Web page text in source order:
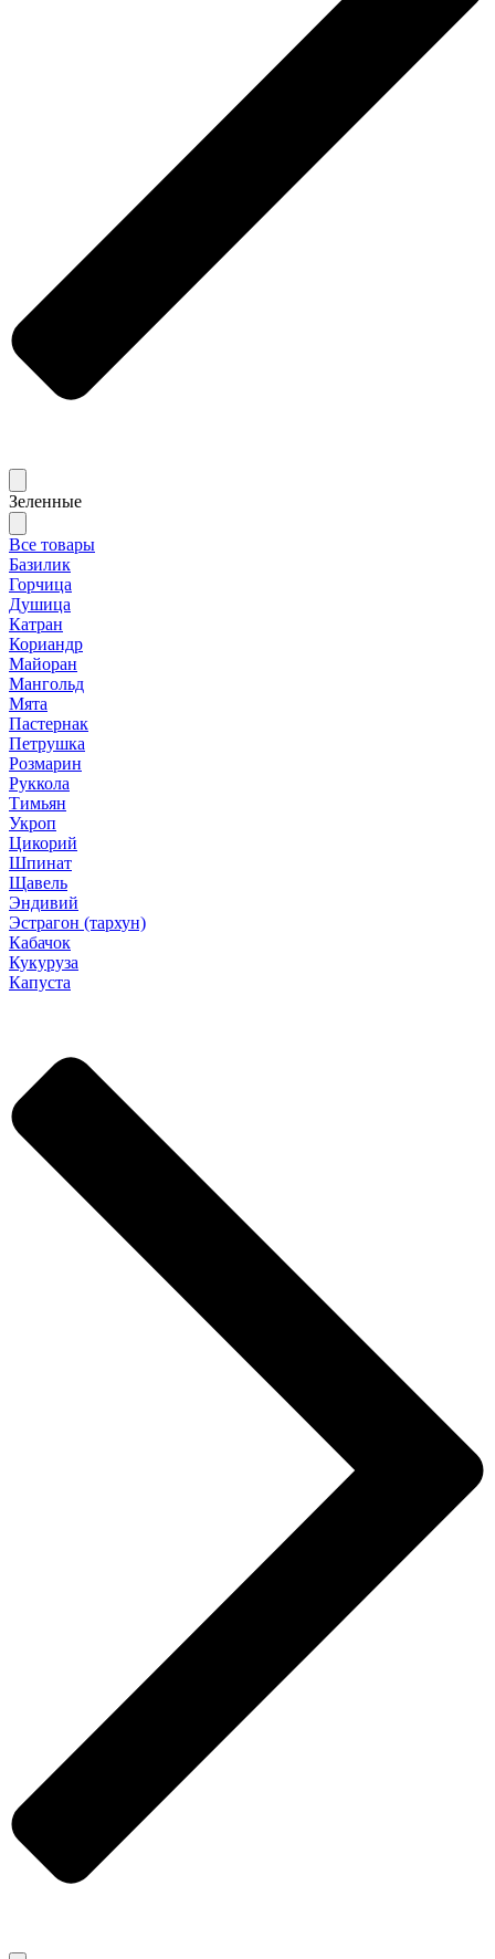
Зеленные
Все товары
Базилик
Горчица
Душица
Катран
Кориандр
Майоран
Мангольд
Мята
Пастернак
Петрушка
Розмарин
Руккола
Тимьян
Укроп
Цикорий
Шпинат
Щавель
Эндивий
Эстрагон (тархун)
Кабачок
Кукуруза
Капуста